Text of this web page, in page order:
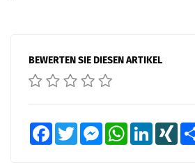
BEWERTEN SIE DIESEN ARTIKEL
FacebookTwitter MessengerWhatsAppLinkedInXING